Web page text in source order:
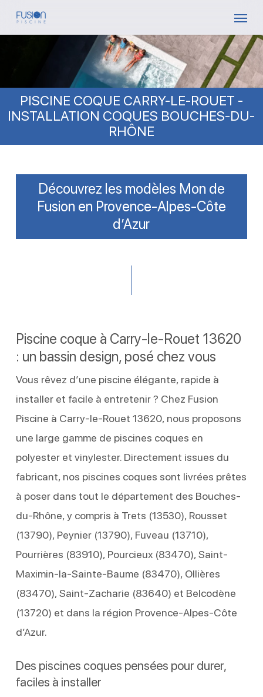
Skip
PISCINE COQUE CARRY-LE-ROUET -
INSTALLATION COQUES BOUCHES-DU-
RHÔNE
Découvrez les modèles Mon de
Fusion en Provence-Alpes-Côte
d’Azur
Piscine coque à Carry-le-Rouet 13620
: un bassin design, posé chez vous
Vous rêvez d’une piscine élégante, rapide à
installer et facile à entretenir ? Chez Fusion
Piscine à Carry-le-Rouet 13620, nous proposons
une large gamme de piscines coques en
polyester et vinylester. Directement issues du
fabricant, nos piscines coques sont livrées prêtes
à poser dans tout le département des Bouches-
du-Rhône, y compris à Trets (13530), Rousset
(13790), Peynier (13790), Fuveau (13710),
Pourrières (83910), Pourcieux (83470), Saint-
Maximin-la-Sainte-Baume (83470), Ollières
(83470), Saint-Zacharie (83640) et Belcodène
(13720) et dans la région Provence-Alpes-Côte
d’Azur.
Des piscines coques pensées pour durer,
faciles à installer